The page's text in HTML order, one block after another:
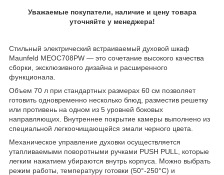
Уважаемые покупатели, наличие и цену товара
уточняйте у менеджера!
Стильный электрический встраиваемый духовой шкаф
Maunfeld MEOC708PW — это сочетание высокого качества
сборки, эксклюзивного дизайна и расширенного
функционала.
Объем 70 л при стандартных размерах 60 см позволяет
готовить одновременно несколько блюд, разместив решетку
или противень на одном из 5 уровней боковых
направляющих. Внутреннее покрытие камеры выполнено из
специальной легкоочищающейся эмали черного цвета.
Механическое управление духовки осуществляется
утапливаемыми поворотными ручками PUSH PULL, которые
легким нажатием убираются внутрь корпуса. Можно выбрать
режим работы, температуру готовки (50°-250°C) и